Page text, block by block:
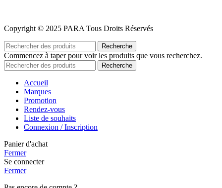
Copyright © 2025 PARA Tous Droits Réservés
Recherche
Commencez à taper pour voir les produits que vous recherchez.
Recherche
Accueil
Marques
Promotion
Rendez-vous
Liste de souhaits
Connexion / Inscription
Panier d'achat
Fermer
Se connecter
Fermer